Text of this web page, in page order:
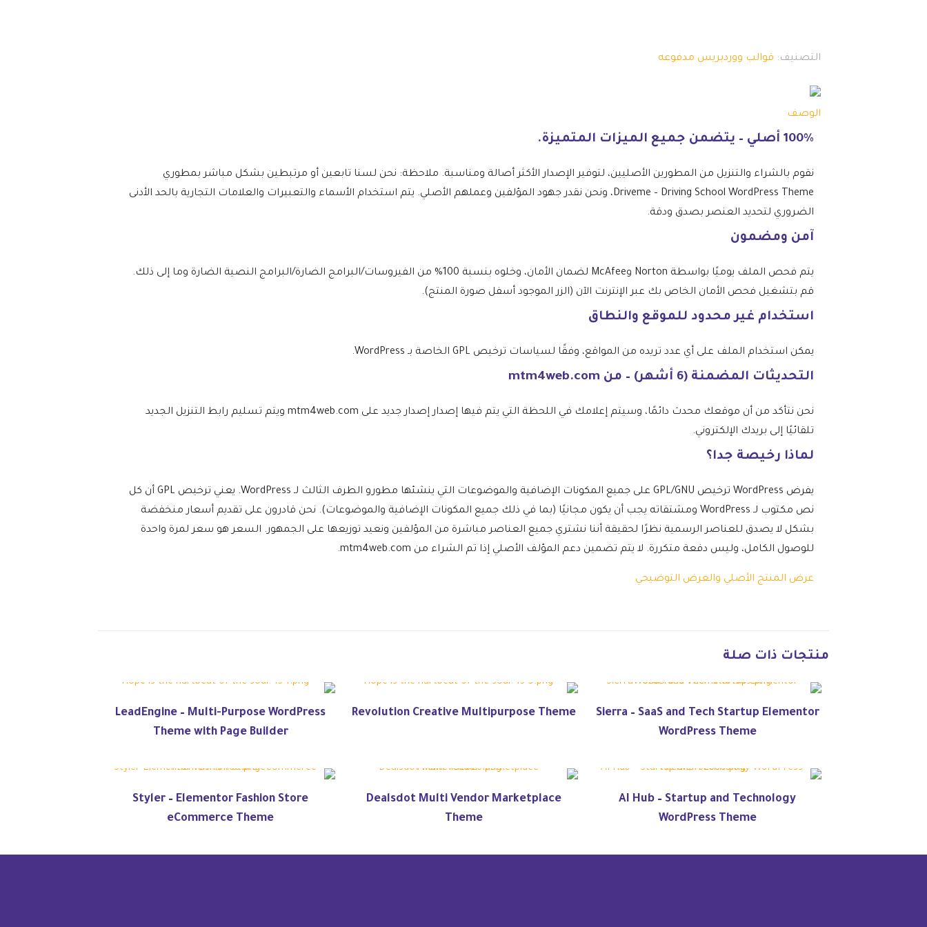
التصنيف: قوالب ووردبريس مدفوعه
الوصف
100% أصلي – يتضمن جميع الميزات المتميزة.
نقوم بالشراء والتنزيل من المطورين الأصليين، لتوفير الإصدار الأكثر أصالة ومناسبة. ملاحظة: نحن لسنا تابعين أو مرتبطين بشكل مباشر بمطوري
Driveme – Driving School WordPress Theme، ونحن نقدر جهود المؤلفين وعملهم الأصلي. يتم استخدام الأسماء والتعبيرات والعلامات التجارية بالحد الأدنى
الضروري لتحديد العنصر بصدق ودقة.
آمن ومضمون
يتم فحص الملف يوميًا بواسطة Norton وMcAfee لضمان الأمان، وخلوه بنسبة 100% من الفيروسات/البرامج الضارة/البرامج النصية الضارة وما إلى ذلك.
قم بتشغيل فحص الأمان الخاص بك عبر الإنترنت الآن (الزر الموجود أسفل صورة المنتج).
استخدام غير محدود للموقع والنطاق
يمكن استخدام الملف على أي عدد تريده من المواقع، وفقًا لسياسات ترخيص GPL الخاصة بـ WordPress.
التحديثات المضمنة (6 أشهر) – من mtm4web.com
نحن نتأكد من أن موقعك محدث دائمًا، وسيتم إعلامك في اللحظة التي يتم فيها إصدار إصدار جديد على mtm4web.com ويتم تسليم رابط التنزيل الجديد
تلقائيًا إلى بريدك الإلكتروني.
لماذا رخيصة جدا؟
يفرض WordPress ترخيص GPL/GNU على جميع المكونات الإضافية والموضوعات التي ينشئها مطورو الطرف الثالث لـ WordPress. يعني ترخيص GPL أن كل
نص مكتوب لـ WordPress ومشتقاته يجب أن يكون مجانيًا (بما في ذلك جميع المكونات الإضافية والموضوعات). نحن قادرون على تقديم أسعار منخفضة
بشكل لا يصدق للعناصر الرسمية نظرًا لحقيقة أننا نشتري جميع العناصر مباشرة من المؤلفين ونعيد توزيعها على الجمهور. السعر هو سعر لمرة واحدة
للوصول الكامل، وليس دفعة متكررة. لا يتم تضمين دعم المؤلف الأصلي إذا تم الشراء من mtm4web.com.
عرض المنتج الأصلي والعرض التوضيحي
منتجات ذات صلة
Sierra – SaaS and Tech Startup Elementor
WordPress Theme
Revolution Creative Multipurpose Theme
LeadEngine – Multi-Purpose WordPress
Theme with Page Builder
AI Hub – Startup and Technology
WordPress Theme
Dealsdot Multi Vendor Marketplace
Theme
Styler – Elementor Fashion Store
eCommerce Theme